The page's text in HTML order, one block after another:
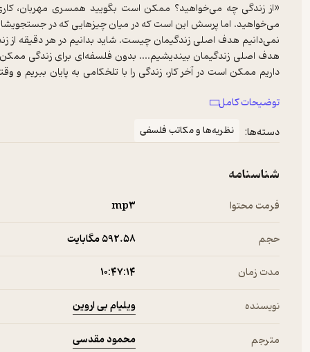
«از زندگی چه می‌خواهید؟ ممکن است بگویید همسری مهربان،
می‌خواهید. اما پرسش این است که در میان چیزهایی که در
نمی‌دانیم هدف اصلی زندگیمان چیست. شاید بدانیم در هر دقیقه از
هدف اصلی زندگیمان بیندیشیم.... بدون فلسفه‌ای برای زندگی
داریم ممکن است در آخر کار، زندگی را با تلخکامی به پایان ببریم و
ویلیام اروین، که مسئلهٔ اصلی‌اش یافتن راهی برای «خوب زندگی
کمتر دانشگاهی فلسفهٔ زندگی درس می‌دهند. اما همیشه اینطور نبوده
او به این نتیجه می‌رسد که کاوش در میان فلسفه‌های کهن راه
شخصی‌اش در مسیر رواقی زیستن نشان ‌دهد چطور بینش‌ها و
زندگی کنیم.
توضیحات کامل
دسته‌ها:
نظریه‌ها و مکاتب فلسفی
شناسنامه
فرمت محتوا mp۳
حجم 592.۵۸ مگابایت
مدت زمان ۱۰:۴۷:۱۴
نویسنده ویلیام بی اروین
مترجم محمود مقدسی